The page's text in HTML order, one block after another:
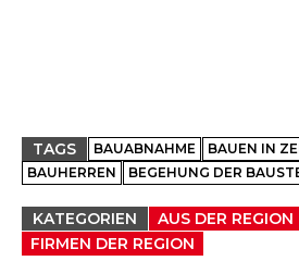
TAGS BAUABNAHME
BAUEN IN
BAUHERREN
BEGEHUNG DER
KATEGORIEN
AUS DER REGION
FIRMEN DER REGION